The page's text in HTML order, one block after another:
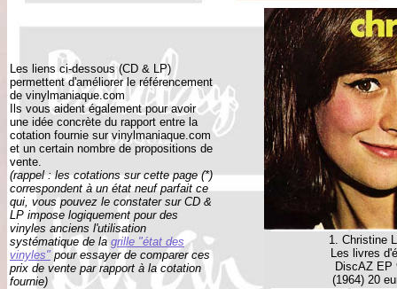
1. Christine
Les livres
DiscAZ EP
(1964) 20
Les liens ci-dessous (CD & LP)
permettent d'améliorer le référencement
de vinylmaniaque.com
Ils vous aident également pour avoir
une idée concrète du rapport entre la
cotation fournie sur vinylmaniaque.com
et un certain nombre de propositions de
vente.
(rappel : les cotations sur cette page (*)
correspondent à un état neuf parfait ce
qui, vous pouvez le constater sur CD &
LP impose logiquement pour des
vinyles anciens l'utilisation
systématique de lagrille "état des
vinyles" pour essayer de comparer ces
prix de vente par rapport à la cotation
fournie)